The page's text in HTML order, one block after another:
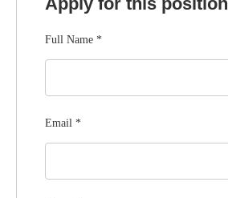
Full Name *
Email *